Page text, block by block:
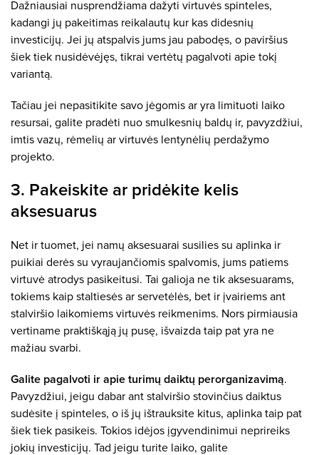
Dažniausiai nusprendžiama dažyti virtuvės spinteles,
kadangi jų pakeitimas reikalautų kur kas didesnių
investicijų. Jei jų atspalvis jums jau pabodęs, o paviršius
šiek tiek nusidėvėjęs, tikrai vertėtų pagalvoti apie tokį
variantą.
Tačiau jei nepasitikite savo jėgomis ar yra limituoti laiko
resursai, galite pradėti nuo smulkesnių baldų ir, pavyzdžiui,
imtis vazų, rėmelių ar virtuvės lentynėlių perdažymo
projekto.
3. Pakeiskite ar pridėkite kelis
aksesuarus
Net ir tuomet, jei namų aksesuarai susilies su aplinka ir
puikiai derės su vyraujančiomis spalvomis, jums patiems
virtuvė atrodys pasikeitusi. Tai galioja ne tik aksesuarams,
tokiems kaip staltiesės ar servetėlės, bet ir įvairiems ant
stalviršio laikomiems virtuvės reikmenims. Nors pirmiausia
vertiname praktiškąją jų pusę, išvaizda taip pat yra ne
mažiau svarbi.
Galite pagalvoti ir apie turimų daiktų perorganizavimą.
Pavyzdžiui, jeigu dabar ant stalviršio stovinčius daiktus
sudėsite į spinteles, o iš jų ištrauksite kitus, aplinka taip pat
šiek tiek pasikeis. Tokios idėjos įgyvendinimui neprireiks
jokių investicijų. Tad jeigu turite laiko, galite